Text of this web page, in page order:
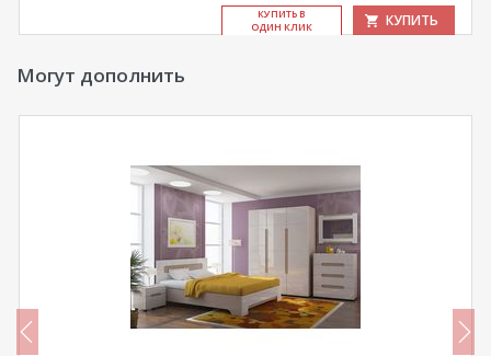
КУ­ПИТЬ В
ОДИН КЛИК
КУПИТЬ
Могут дополнить